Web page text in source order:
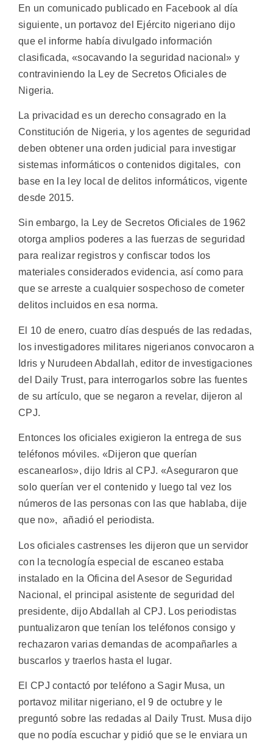
En un comunicado publicado en Facebook al día
siguiente, un portavoz del Ejército nigeriano dijo
que el informe había divulgado información
clasificada, «socavando la seguridad nacional» y
contraviniendo la Ley de Secretos Oficiales de
Nigeria.
La privacidad es un derecho consagrado en la
Constitución de Nigeria, y los agentes de seguridad
deben obtener una orden judicial para investigar
sistemas informáticos o contenidos digitales, con
base en la ley local de delitos informáticos, vigente
desde 2015.
Sin embargo, la Ley de Secretos Oficiales de 1962
otorga amplios poderes a las fuerzas de seguridad
para realizar registros y confiscar todos los
materiales considerados evidencia, así como para
que se arreste a cualquier sospechoso de cometer
delitos incluidos en esa norma.
El 10 de enero, cuatro días después de las redadas,
los investigadores militares nigerianos convocaron a
Idris y Nurudeen Abdallah, editor de investigaciones
del Daily Trust, para interrogarlos sobre las fuentes
de su artículo, que se negaron a revelar, dijeron al
CPJ.
Entonces los oficiales exigieron la entrega de sus
teléfonos móviles. «Dijeron que querían
escanearlos», dijo Idris al CPJ. «Aseguraron que
solo querían ver el contenido y luego tal vez los
números de las personas con las que hablaba, dije
que no», añadió el periodista.
Los oficiales castrenses les dijeron que un servidor
con la tecnología especial de escaneo estaba
instalado en la Oficina del Asesor de Seguridad
Nacional, el principal asistente de seguridad del
presidente, dijo Abdallah al CPJ. Los periodistas
puntualizaron que tenían los teléfonos consigo y
rechazaron varias demandas de acompañarles a
buscarlos y traerlos hasta el lugar.
El CPJ contactó por teléfono a Sagir Musa, un
portavoz militar nigeriano, el 9 de octubre y le
preguntó sobre las redadas al Daily Trust. Musa dijo
que no podía escuchar y pidió que se le enviara un